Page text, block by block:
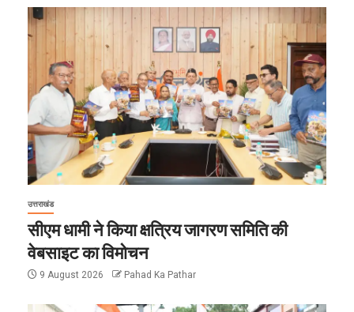
उत्तराखंड
सीएम धामी ने किया क्षत्रिय जागरण समिति की
वेबसाइट का विमोचन
9 August 2026 Pahad Ka Pathar